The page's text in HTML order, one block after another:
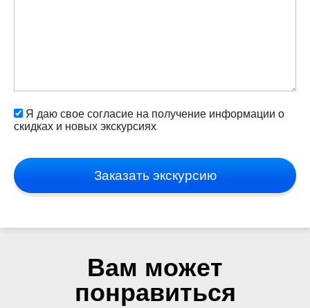
Я даю свое согласие на получение информации о
скидках и новых экскурсиях
Заказать экскурсию
Вам может
понравиться